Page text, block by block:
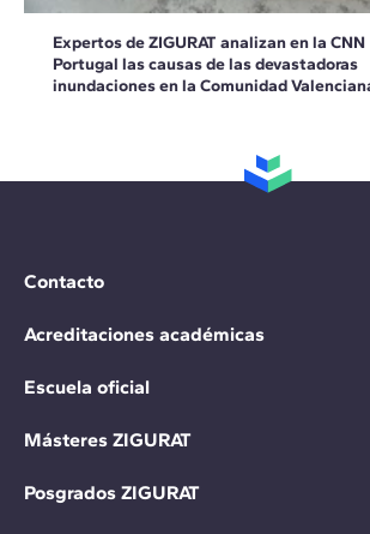
Expertos de ZIGURAT analizan en la CNN
Portugal las causas de las devastadoras
inundaciones en la Comunidad
Contacto
Acreditaciones académicas
Escuela oficial
Másteres ZIGURAT
Posgrados ZIGURAT